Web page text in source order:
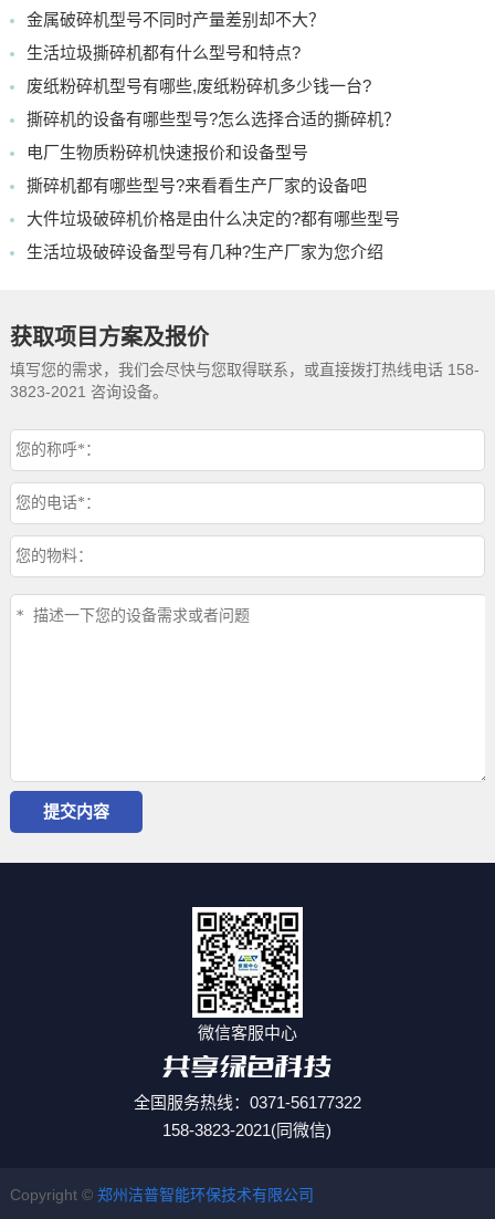
金属破碎机型号不同时产量差别却不大？
生活垃圾撕碎机都有什么型号和特点?
废纸粉碎机型号有哪些,废纸粉碎机多少钱一台?
撕碎机的设备有哪些型号?怎么选择合适的撕碎机？
电厂生物质粉碎机快速报价和设备型号
撕碎机都有哪些型号?来看看生产厂家的设备吧
大件垃圾破碎机价格是由什么决定的?都有哪些型号
生活垃圾破碎设备型号有几种?生产厂家为您介绍
获取项目方案及报价
填写您的需求，我们会尽快与您取得联系，或直接拨打热线电话 158-
3823-2021 咨询设备。
微信客服中心
全国服务热线：0371-56177322
158-3823-2021(同微信)
Copyright © 郑州洁普智能环保技术有限公司